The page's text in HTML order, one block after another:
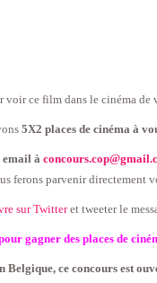
voir ce film dans le cinéma de
5X2 places de cinéma à
email à
ferons parvenir directement
sur Twitteret tweeter le
gagner des places de
Belgique, ce concours est